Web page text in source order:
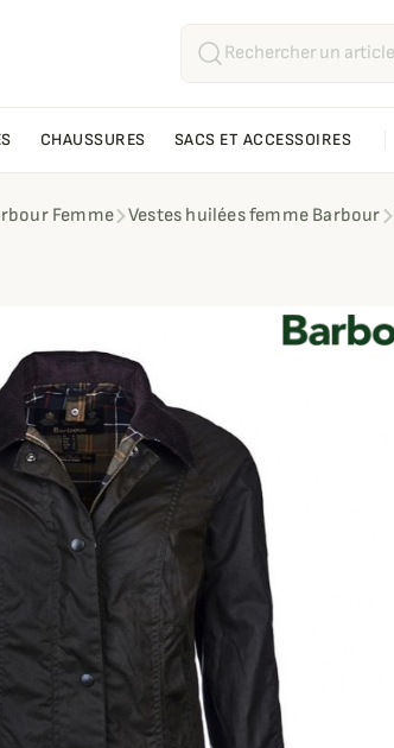
CHAUSSURES SACS ET ACCESSOIRES
Femme Vestes huilées femme Barbour